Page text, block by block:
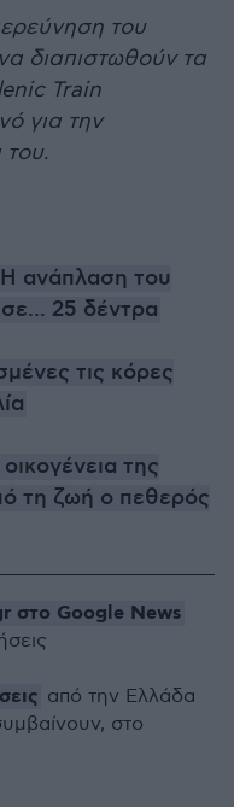
του
διαπιστωθούν τα
Train
για την
του.
ανάπλαση του
25 δέντρα
τις κόρες
της
τη ζωή ο πεθερός
στο Google News
από την Ελλάδα
στο